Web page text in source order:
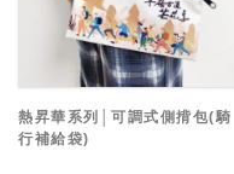
熱昇華系列│可調式側揹包(騎
行補給袋)